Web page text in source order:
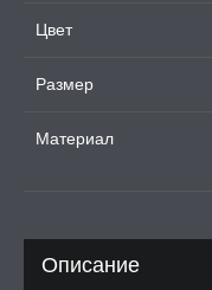
ФЕРОМОНЫ
ВИБРОЯЙЦА,
КЕГЕЛЯ
Цвет
Размер
Материал
Описание